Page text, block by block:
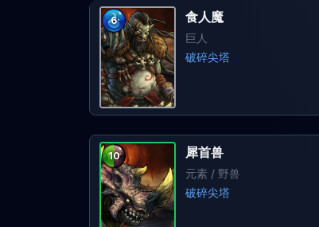
6 食人魔
巨人
破碎尖塔
10 犀首兽
元素 / 野兽
破碎尖塔